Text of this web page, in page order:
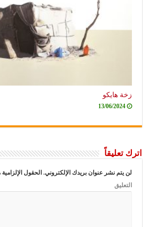
زخة هايكو
13/06/2024
اترك تعليقاً
لن يتم نشر عنوان بريدك الإلكتروني. الحقول
التعليق